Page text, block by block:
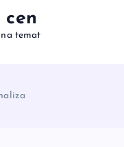
cen
temat